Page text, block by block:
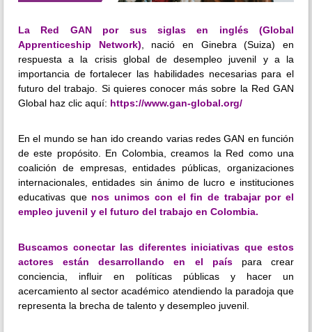
La Red GAN por sus siglas en inglés (Global
Apprenticeship Network) , nació en Ginebra (Suiza) en
respuesta a la crisis global de desempleo juvenil y a la
importancia de fortalecer las habilidades necesarias para el
futuro del trabajo. Si quieres conocer más sobre la Red GAN
Global haz clic aquí: https://www.gan-global.org/
En el mundo se han ido creando varias redes GAN en función
de este propósito. En Colombia, creamos la Red como una
coalición de empresas, entidades públicas, organizaciones
internacionales, entidades sin ánimo de lucro e instituciones
educativas que nos unimos con el fin de trabajar por el
empleo juvenil y el futuro del trabajo en Colombia.
Buscamos conectar las diferentes iniciativas que estos
actores están desarrollando en el país para crear
conciencia, influir en políticas públicas y hacer un
acercamiento al sector académico atendiendo la paradoja que
representa la brecha de talento y desempleo juvenil.